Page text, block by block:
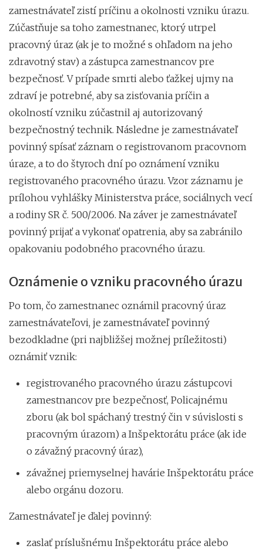
zamestnávateľ zistí príčinu a okolnosti vzniku úrazu.
Zúčastňuje sa toho zamestnanec, ktorý utrpel
pracovný úraz (ak je to možné s ohľadom na jeho
zdravotný stav) a zástupca zamestnancov pre
bezpečnosť. V prípade smrti alebo ťažkej ujmy na
zdraví je potrebné, aby sa zisťovania príčin a
okolností vzniku zúčastnil aj autorizovaný
bezpečnostný technik. Následne je zamestnávateľ
povinný spísať záznam o registrovanom pracovnom
úraze, a to do štyroch dní po oznámení vzniku
registrovaného pracovného úrazu. Vzor záznamu je
prílohou vyhlášky Ministerstva práce, sociálnych vecí
a rodiny SR č. 500/2006. Na záver je zamestnávateľ
povinný prijať a vykonať opatrenia, aby sa zabránilo
opakovaniu podobného pracovného úrazu.
Oznámenie o vzniku pracovného úrazu
Po tom, čo zamestnanec oznámil pracovný úraz
zamestnávateľovi, je zamestnávateľ povinný
bezodkladne (pri najbližšej možnej príležitosti)
oznámiť vznik:
registrovaného pracovného úrazu zástupcovi
zamestnancov pre bezpečnosť, Policajnému
zboru (ak bol spáchaný trestný čin v súvislosti s
pracovným úrazom) a Inšpektorátu práce (ak ide
o závažný pracovný úraz),
závažnej priemyselnej havárie Inšpektorátu práce
alebo orgánu dozoru.
Zamestnávateľ je ďalej povinný:
zaslať príslušnému Inšpektorátu práce alebo